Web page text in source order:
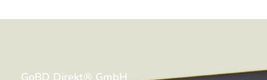
GoBD Direkt® GmbH